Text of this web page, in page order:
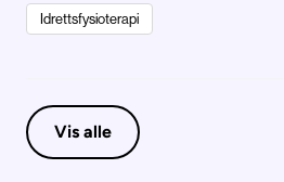
Idrettsfysioterapi
Vis alleNødvendige